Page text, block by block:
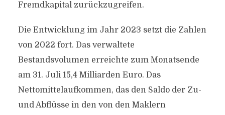
Fremdkapital zurückzugreifen.
Die Entwicklung im Jahr 2023 setzt die Zahlen
von 2022 fort. Das verwaltete
Bestandsvolumen erreichte zum Monatsende
am 31. Juli 15,4 Milliarden Euro. Das
Nettomittelaufkommen, das den Saldo der Zu-
und Abflüsse in den von den Maklern